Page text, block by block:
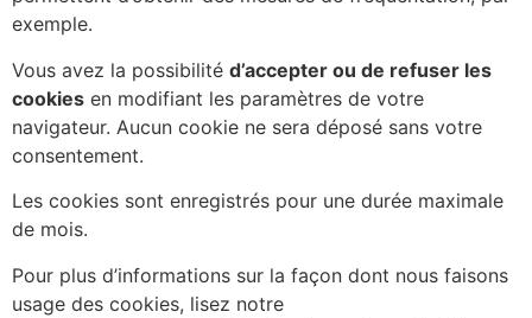
exemple.
Vous avez la possibilité d’accepter ou de refuser les
cookies en modifiant les paramètres de votre
navigateur. Aucun cookie ne sera déposé sans votre
consentement.
Les cookies sont enregistrés pour une durée maximale
de mois.
Pour plus d’informations sur la façon dont nous faisons
usage des cookies, lisez notre